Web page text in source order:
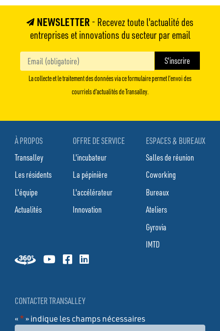
NEWSLETTER - Recevez toute l'actualité des
entreprises et innovations du secteur par email
La collecte et le traitement des données via ce formulaire permet l’envoi des
courriels d'actualités de Transalley.
À PROPOS
Transalley
Les résidents
L'équipe
Actualités
OFFRE DE SERVICE
L'incubateur
La pépinière
L'accélérateur
Innovation
ESPACES & BUREAUX
Salles de réunion
Coworking
Bureaux
Ateliers
Gyrovia
IMTD
CONTACTER TRANSALLEY
«* » indique les champs nécessaires